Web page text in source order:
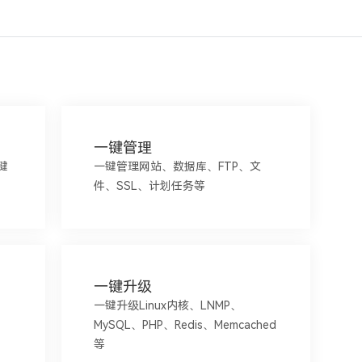
一键管理
一键管理网站、数据库、FTP、文
件、SSL、计划任务等
一键升级
一键升级Linux内核、LNMP、
MySQL、PHP、Redis、Memcached
等